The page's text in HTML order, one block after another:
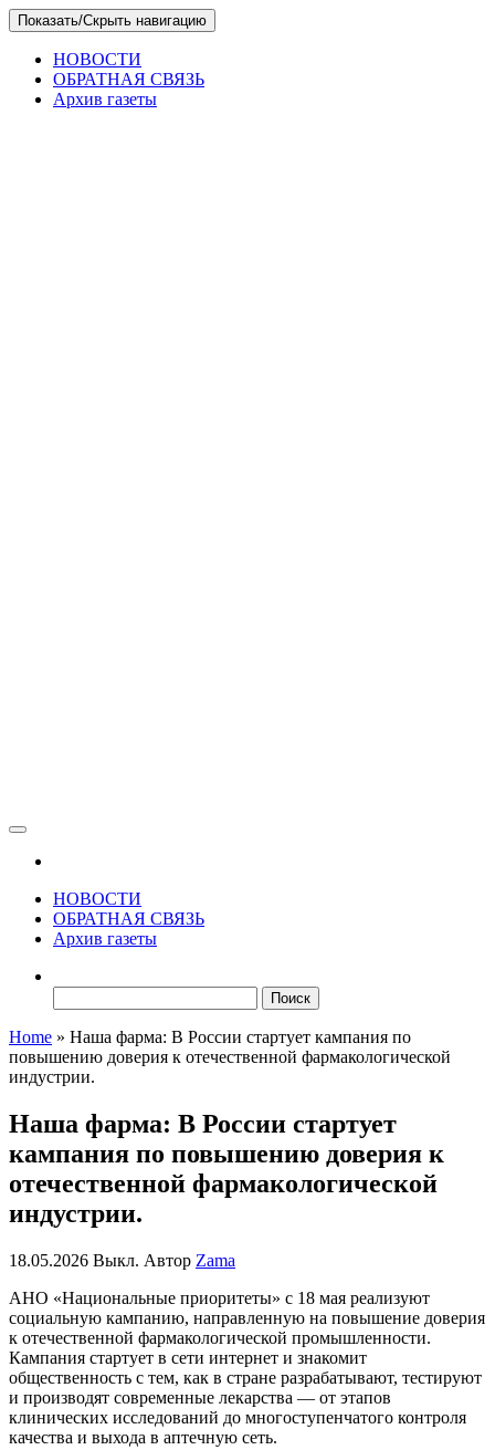
Skip
to
content
Показать/Скрыть навигацию
НОВОСТИ
ОБРАТНАЯ СВЯЗЬ
Архив газеты
НОВОСТИ
ОБРАТНАЯ СВЯЗЬ
Архив газеты
Home » Наша фарма: В России стартует кампания по
повышению доверия к отечественной фармакологической
индустрии.
Наша фарма: В России стартует
кампания по повышению доверия к
отечественной фармакологической
индустрии.
18.05.2026 Выкл. Автор Zama
АНО «Национальные приоритеты» с 18 мая реализуют
социальную кампанию, направленную на повышение доверия
к отечественной фармакологической промышленности.
Кампания стартует в сети интернет и знакомит
общественность с тем, как в стране разрабатывают, тестируют
и производят современные лекарства — от этапов
клинических исследований до многоступенчатого контроля
качества и выхода в аптечную сеть.